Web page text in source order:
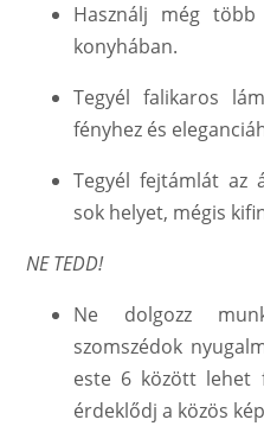
Használj még
konyhában.
Tegyél falikaros
fényhez és
Tegyél fejtámlát az
sok helyet, mégis
NE TEDD!
Ne dolgozz
szomszédok
este 6 között lehet
érdeklődj a közös